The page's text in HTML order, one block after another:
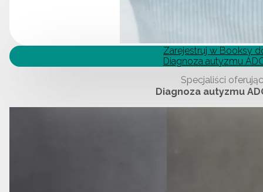
Zarejestruj w Booksy
Diagnoza autyzmu
Specjaliści
Diagnoza autyzmu